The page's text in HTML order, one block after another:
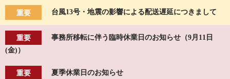
重要 台風13号・地震の影響による配送遅延につきまして
重要
事務所移転に伴う臨時休業日のお知らせ（9月11日
(金)）
重要 夏季休業日のお知らせ